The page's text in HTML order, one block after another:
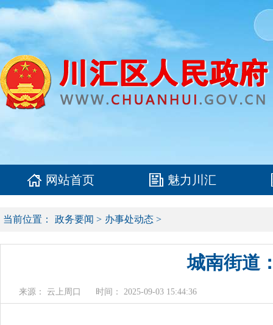
网站首页 魅力川汇
当前位置： 政务要闻 > 办事处动态 >
城南街道
来源： 云上周口 时间： 2025-09-03 15:44:36